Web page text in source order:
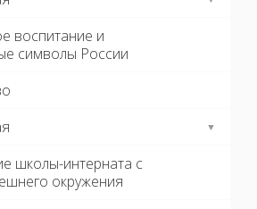
воспитание и
символы России
школы-интерната с
окружения